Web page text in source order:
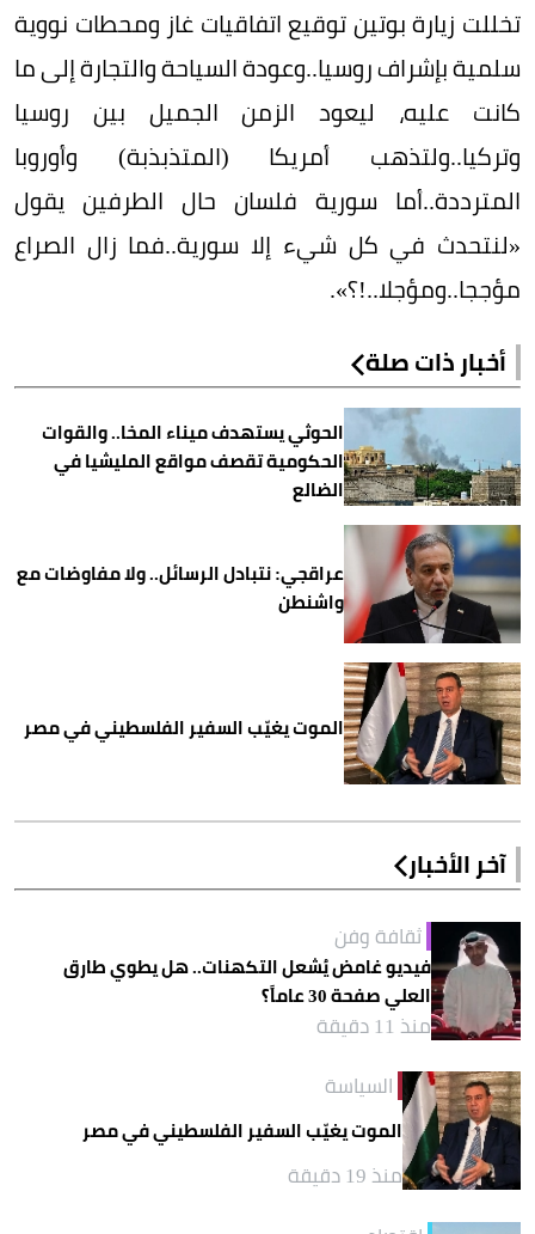
تخللت زيارة بوتين توقيع اتفاقيات غاز ومحطات نووية
سلمية بإشراف روسيا..وعودة السياحة والتجارة إلى ما
كانت عليه، ليعود الزمن الجميل بين روسيا
وتركيا..ولتذهب أمريكا (المتذبذبة) وأوروبا
المترددة..أما سورية فلسان حال الطرفين يقول
«لنتحدث في كل شيء إلا سورية..فما زال الصراع
مؤججا..ومؤجلا..!؟».
أخبار ذات صلة
الحوثي يستهدف ميناء المخا.. والقوات
الحكومية تقصف مواقع المليشيا في
الضالع
عراقجي: نتبادل الرسائل.. ولا مفاوضات مع
واشنطن
الموت يغيّب السفير الفلسطيني في مصر
آخر الأخبار
ثقافة وفن
فيديو غامض يُشعل التكهنات.. هل يطوي طارق
العلي صفحة 30 عاماً؟
منذ 11 دقيقة
السياسة
الموت يغيّب السفير الفلسطيني في مصر
منذ 19 دقيقة